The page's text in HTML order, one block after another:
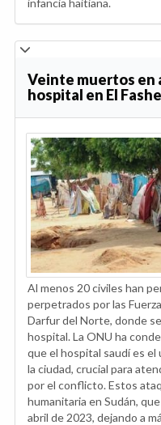
infancia haitiana.
Veinte muertos en
hospital en El
Al menos 20 civiles han
perpetrados por las
Darfur del Norte, donde
hospital. La ONU ha
que el hospital saudí es
la ciudad, crucial para
por el conflicto. Estos
humanitaria en Sudán,
abril de 2023, dejando a